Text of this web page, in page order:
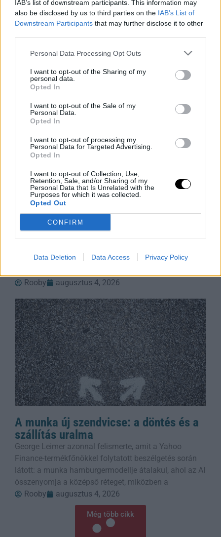
IAB’s list of downstream participants. This information may
also be disclosed by us to third parties on the IAB’s List of
Downstream Participants that may further disclose it to other
Personal Data Processing Opt Outs
I want to opt-out of the Sharing of my
personal data.
Opted In
I want to opt-out of the Sale of my
Personal Data.
Opted In
I want to opt-out of processing my
Personal Data for Targeted Advertising.
Opted In
I want to opt-out of Collection, Use,
Retention, Sale, and/or Sharing of my
Personal Data that Is Unrelated with the
Purposes for which it was collected.
Opted Out
CONFIRM
Data Deletion Data Access Privacy Policy
Donald Trump 2026-os választási stratégiája szerint a
demokratákat folyamatosan „szocialistának” és
„kommunistának” bélyegzi, de a legfrissebb
hit csökkenése nagyobb problémát
Rooby
augusztus 5, 2026
Anker Prime Vezeték nélküli
Töltőállomás Árcsökkentésben
Anker Prime vezeték nélküli töltőállomása erre a
Rooby
augusztus 4, 2026
A munka új szendvicse: a döntés és a
szállítás uralma
George Leimer azonnal felismerte, amit a Yahoo
Finance-termékfőnökkel folytatott beszélgetés során
látott: a munka hamburgermodellje átalakul, ahol az AI
összenyomja a középső réteget, miközben a
Rooby
augusztus 4, 2026
Még több cikk